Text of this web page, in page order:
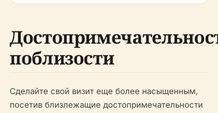
поблизости
Сделайте свой визит еще более насыщенным,
посетив близлежащие достопримечательности